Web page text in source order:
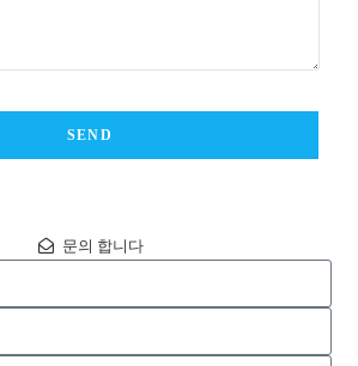
SEND
문의 합니다